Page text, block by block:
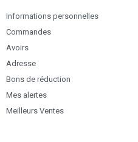
Informations personnelles
Commandes
Avoirs
Adresse
Bons de réduction
Mes alertes
Meilleurs Ventes